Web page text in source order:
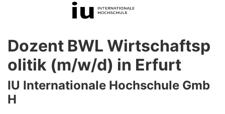
Dozent BWL Wirtschaftsp
olitik (m/w/d) in Erfurt
IU Internationale Hochschule Gmb
H